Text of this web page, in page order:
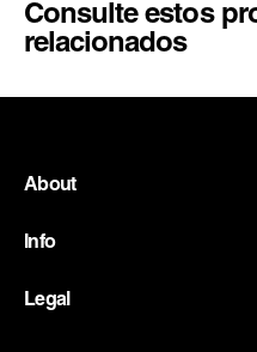
Consulte estos
relacionados
About
Info
Legal